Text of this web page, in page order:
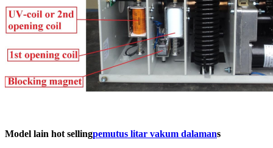
Model lain hot sellingpemutus litar vakum dalamans